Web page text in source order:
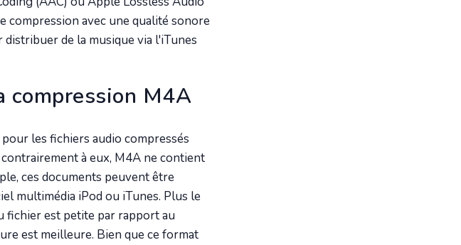
compression avec une qualité sonore
de la musique via l'iTunes
compression M4A
les fichiers audio compressés
à eux, M4A ne contient
ces documents peuvent être
multimédia iPod ou iTunes. Plus le
fichier est petite par rapport au
est meilleure. Bien que ce format